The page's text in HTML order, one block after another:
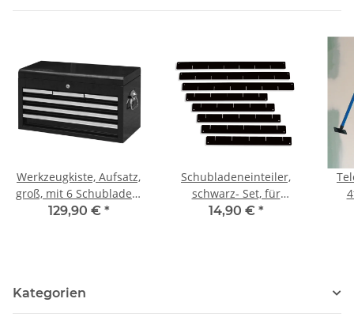
Werkzeugkiste, Aufsatz,
groß, mit 6 Schubladen,
schwarz
129,90 € *
Schubladeneinteiler,
schwarz- Set, für
Werkstattwagen
14,90 € *
Kategorien